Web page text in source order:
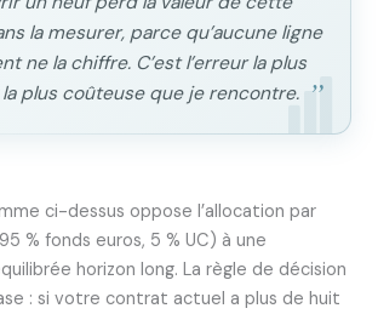
la mesurer, parce qu’aucune ligne
ne la chiffre. C’est l’erreur la plus
plus coûteuse que je rencontre.
ci-dessus oppose l’allocation par
% fonds euros, 5 % UC) à une
horizon long. La règle de décision
: si votre contrat actuel a plus de huit